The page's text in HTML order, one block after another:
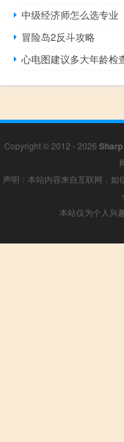
中级经济师怎么选专业
冒险岛2反斗攻略
心电图建议多大年龄检
Copyright © 2012 - 2026
声明：本站内容来自互联网，
本站仅为个人兴